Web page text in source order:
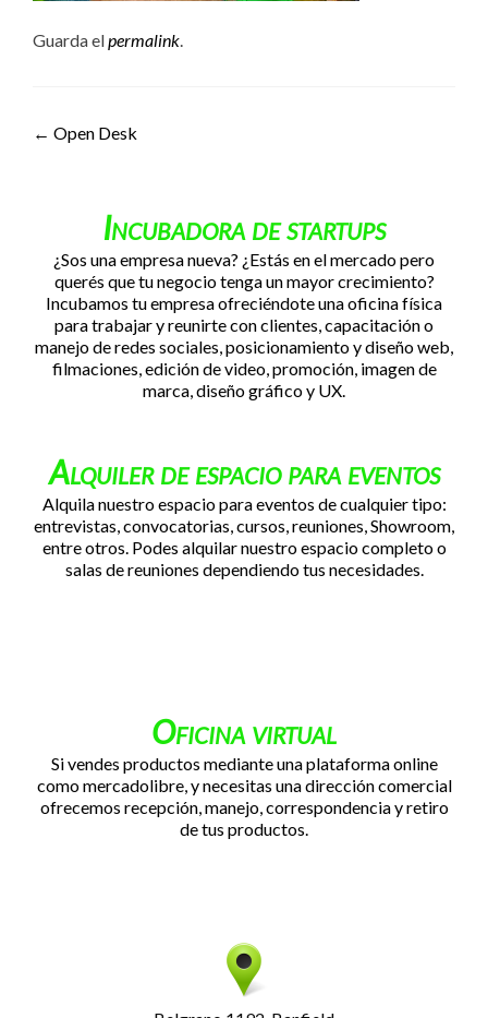
Guarda elpermalink.
Navegación de entradas
← Open Desk
Incubadora de startups
¿Sos una empresa nueva? ¿Estás en el mercado pero
querés que tu negocio tenga un mayor crecimiento?
Incubamos tu empresa ofreciéndote una oficina física
para trabajar y reunirte con clientes, capacitación o
manejo de redes sociales, posicionamiento y diseño web,
filmaciones, edición de video, promoción, imagen de
marca, diseño gráfico y UX.
Alquiler de espacio para eventos
Alquila nuestro espacio para eventos de cualquier tipo:
entrevistas, convocatorias, cursos, reuniones, Showroom,
entre otros. Podes alquilar nuestro espacio completo o
salas de reuniones dependiendo tus necesidades.
Oficina virtual
Si vendes productos mediante una plataforma online
como mercadolibre, y necesitas una dirección comercial
ofrecemos recepción, manejo, correspondencia y retiro
de tus productos.